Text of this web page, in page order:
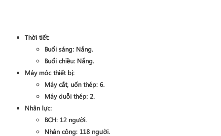
Thời tiết:
Buổi sáng: Nắng.
Buổi chiều: Nắng.
Máy móc thiết bị:
Máy cắt, uốn thép: 6.
Máy duỗi thép: 2.
Nhân lực:
BCH: 12 người.
Nhân công: 118 người.